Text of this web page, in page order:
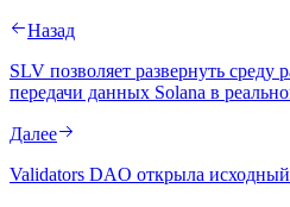
Назад
SLV позволяет развернуть среду
передачи данных Solana в
Далее
Validators DAO открыла